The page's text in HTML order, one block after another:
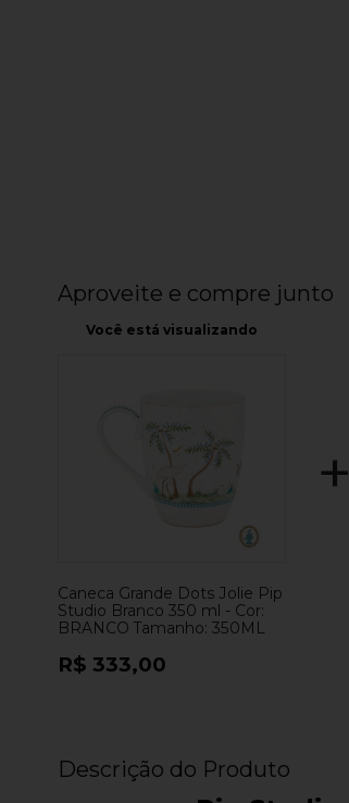
Aproveite e compre junto
Você está visualizando
Caneca Grande Dots Jolie Pip
Studio Branco 350 ml - Cor:
BRANCO Tamanho: 350ML
R$ 333,00
+
Descrição do Produto